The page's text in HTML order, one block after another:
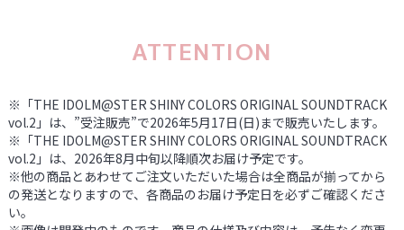
ATTENTION
※「THE IDOLM@STER SHINY COLORS ORIGINAL SOUNDTRACK
vol.2」は、”受注販売”で2026年5月17日(日)まで販売いたします。
※「THE IDOLM@STER SHINY COLORS ORIGINAL SOUNDTRACK
vol.2」は、2026年8月中旬以降順次お届け予定です。
※他の商品とあわせてご注文いただいた場合は全商品が揃ってから
の発送となりますので、各商品のお届け予定日を必ずご確認くださ
い。